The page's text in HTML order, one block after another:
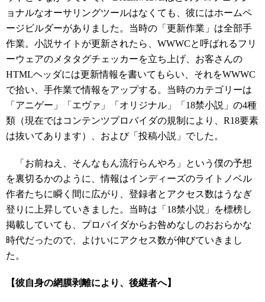
ョナルなオーサリングツールはなくても、彼にはホームペ
ージビルダーがありました。当時の「更新作業」は全部手
作業。小説サイトが更新されたら、WWWCと呼ばれるフリ
ーウェアのメタタグチェッカーを立ち上げ、お客さんの
HTMLヘッダには更新情報を書いてもらい、それをWWWC
で拾い、手作業で情報をアップする。当時のカテゴリーは
「アニゲー」「エヴァ」「オリジナル」「18禁小説」の4種
類（現在ではコンテンツプロバイダの規制により、R18要素
は抜いてあります）、および「投稿小説」でした。
「お前ねえ、そんなもん流行らんやろ」という僕の予想
を裏切るかのように、情報はインディーズのライトノベル
作者たちに瞬く間に広がり、登録者とアクセス数はうなぎ
登りに上昇していきました。当時は「18禁小説」を標榜し
掲載していても、プロバイダからお咎めなしのおおらかな
時代だったので、よけいにアクセス数が伸びていきまし
た。
【彼自身の網膜剥離により、後継者へ】